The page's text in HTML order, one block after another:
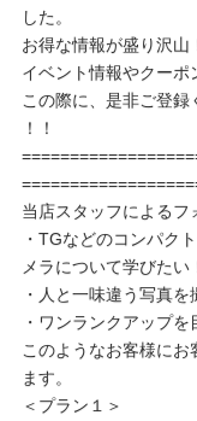
した。
お得な情報が盛り沢山
イベント情報やクー
この際に、是非ご登録
！！
当店スタッフによるフ
・TGなどのコンパク
メラについて学びたい
・人と一味違う写真を
・ワンランクアップを
このようなお客様に
ます。
＜プラン１＞